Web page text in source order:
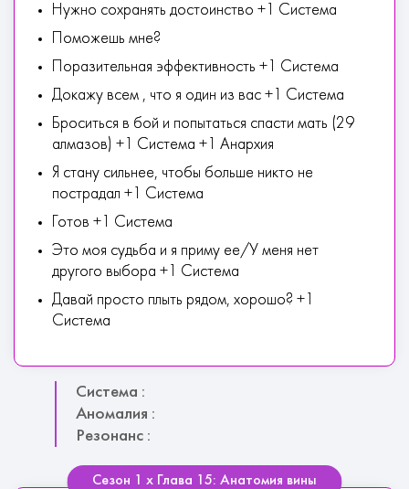
Нужно сохранять достоинство +1 Система
Поможешь мне?
Поразительная эффективность +1 Система
Докажу всем , что я один из вас +1 Система
Броситься в бой и попытаться спасти мать (29
алмазов) +1 Система +1 Анархия
Я стану сильнее, чтобы больше никто не
пострадал +1 Система
Готов +1 Система
Это моя судьба и я приму ее/У меня нет
другого выбора +1 Система
Давай просто плыть рядом, хорошо? +1
Система
Система :
Аномалия :
Резонанс :
Сезон 1 х Глава 15: Анатомия вины